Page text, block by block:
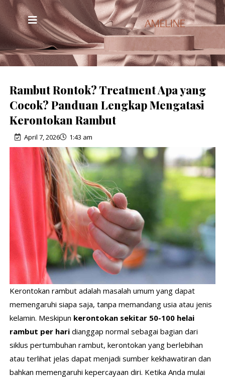
Rambut Rontok? Treatment Apa yang
Cocok? Panduan Lengkap Mengatasi
Kerontokan Rambut
April 7, 2026 1:43 am
Kerontokan rambut adalah masalah umum yang dapat
memengaruhi siapa saja, tanpa memandang usia atau jenis
kelamin. Meskipun kerontokan sekitar 50-100 helai
rambut per haridianggap normal sebagai bagian dari
siklus pertumbuhan rambut, kerontokan yang berlebihan
atau terlihat jelas dapat menjadi sumber kekhawatiran dan
bahkan memengaruhi kepercayaan diri. Ketika Anda mulai